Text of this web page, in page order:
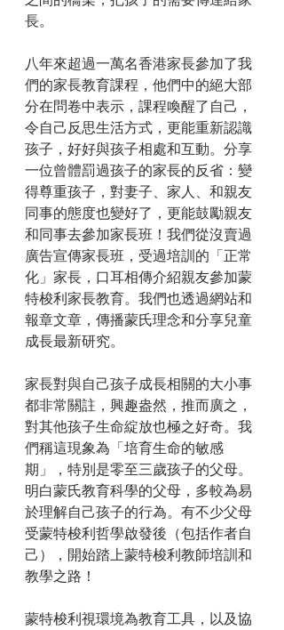
長。
八年來超過一萬名香港家長參加了我
們的家長教育課程，他們中的絕大部
分在問卷中表示，課程喚醒了自己，
令自己反思生活方式，更能重新認識
孩子，好好與孩子相處和互動。分享
一位曾體罰過孩子的家長的反省：變
得尊重孩子，對妻子、家人、和親友
同事的態度也變好了，更能鼓勵親友
和同事去參加家長班！我們從沒賣過
廣告宣傳家長班，受過培訓的「正常
化」家長，口耳相傳介紹親友參加蒙
特梭利家長教育。我們也透過網站和
報章文章，傳播蒙氏理念和分享兒童
成長最新研究。
家長對與自己孩子成長相關的大小事
都非常關註，興趣盎然，推而廣之，
對其他孩子生命綻放也極之好奇。我
們稱這現象為「培育生命的敏感
期」，特別是零至三歲孩子的父母。
明白蒙氏教育科學的父母，多較為易
於理解自己孩子的行為。有不少父母
受蒙特梭利哲學啟發後（包括作者自
己），開始踏上蒙特梭利教師培訓和
教學之路！
蒙特梭利視環境為教育工具，以及協